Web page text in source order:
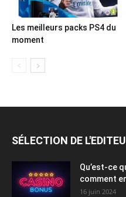
Les meilleurs packs PS4 du
moment
SÉLECTION DE
Qu’est-ce
comment
16 juin 2024